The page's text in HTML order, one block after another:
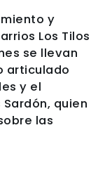
y
Los Tilos
se llevan
articulado
y el
quien
las